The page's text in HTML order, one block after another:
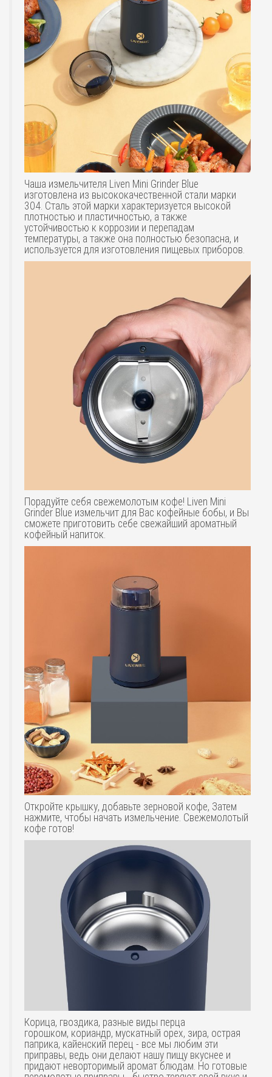
Чаша измельчителя Liven Mini Grinder Blue
изготовлена из высококачественной стали марки
304. Сталь этой марки характеризуется высокой
плотностью и пластичностью, а также
устойчивостью к коррозии и перепадам
температуры, а также она полностью безопасна, и
используется для изготовления пищевых приборов.
Порадуйте себя свежемолотым кофе! Liven Mini
Grinder Blue измельчит для Вас кофейные бобы, и Вы
сможете приготовить себе свежайший ароматный
кофейный напиток.
Откройте крышку, добавьте зерновой кофе, Затем
нажмите, чтобы начать измельчение. Свежемолотый
кофе готов!
Корица, гвоздика, разные виды перца
горошком, кориандр, мускатный орех, зира, острая
паприка, кайенский перец - все мы любим эти
приправы, ведь они делают нашу пищу вкуснее и
придают неворторимый аромат блюдам. Но готовые